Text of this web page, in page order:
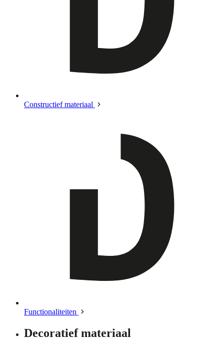
Constructief materiaal
Functionaliteiten
Decoratief materiaal